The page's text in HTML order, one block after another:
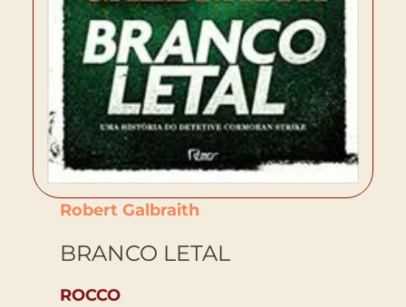
Robert Galbraith
BRANCO LETAL
ROCCO